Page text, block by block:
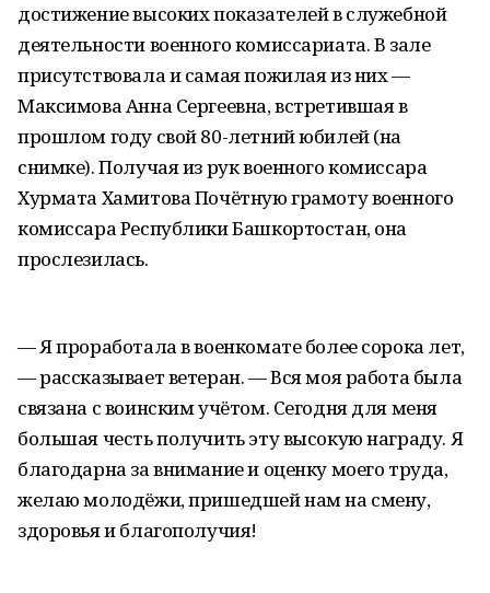
достижение высоких показателей в служебной
деятельности военного комиссариата. В зале
присутствовала и самая пожилая из них —
Максимова Анна Сергеевна, встретившая в
прошлом году свой 80-летний юбилей (на
снимке). Получая из рук военного комиссара
Хурмата Хамитова Почётную грамоту военного
комиссара Республики Башкортостан, она
прослезилась.
— Я проработала в военкомате более сорока лет,
— рассказывает ветеран. — Вся моя работа была
связана с воинским учётом. Сегодня для меня
большая честь получить эту высокую награду. Я
благодарна за внимание и оценку моего труда,
желаю молодёжи, пришедшей нам на смену,
здоровья и благополучия!